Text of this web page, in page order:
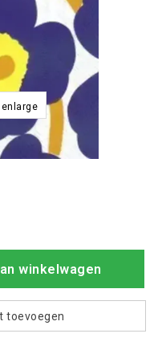
winkelwagen
toevoegen